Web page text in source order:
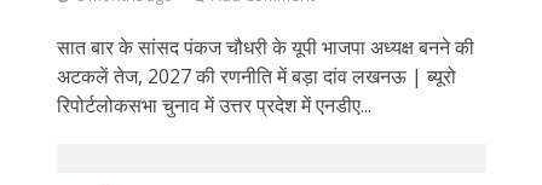
सात बार के सांसद पंकज चौधरी के यूपी भाजपा अध्यक्ष बनने की
अटकलें तेज, 2027 की रणनीति में बड़ा दांव लखनऊ | ब्यूरो
रिपोर्टलोकसभा चुनाव में उत्तर प्रदेश में एनडीए...